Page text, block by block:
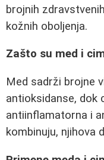
brojnih
kožnih oboljenja.
Zašto su med i
Med sadrži brojne
antioksidanse, dok
antiinflamatorna i
kombinuju, njihova